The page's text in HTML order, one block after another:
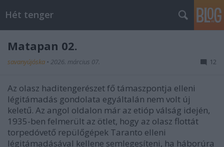
Hét tenger
Matapan 02.
savanyújóska • 2026. március 07. 12
Az olasz haditengerészet fő támaszpontja elleni
légitámadás gondolata egyáltalán nem volt új
keletű. Az angol oldalon már az etióp válság idején,
1935-ben felmerült az ötlet, hogy az olasz flottát
torpedóvető repülőgépek Taranto elleni
légitámadásával kellene semlegesíteni, ha háborúra